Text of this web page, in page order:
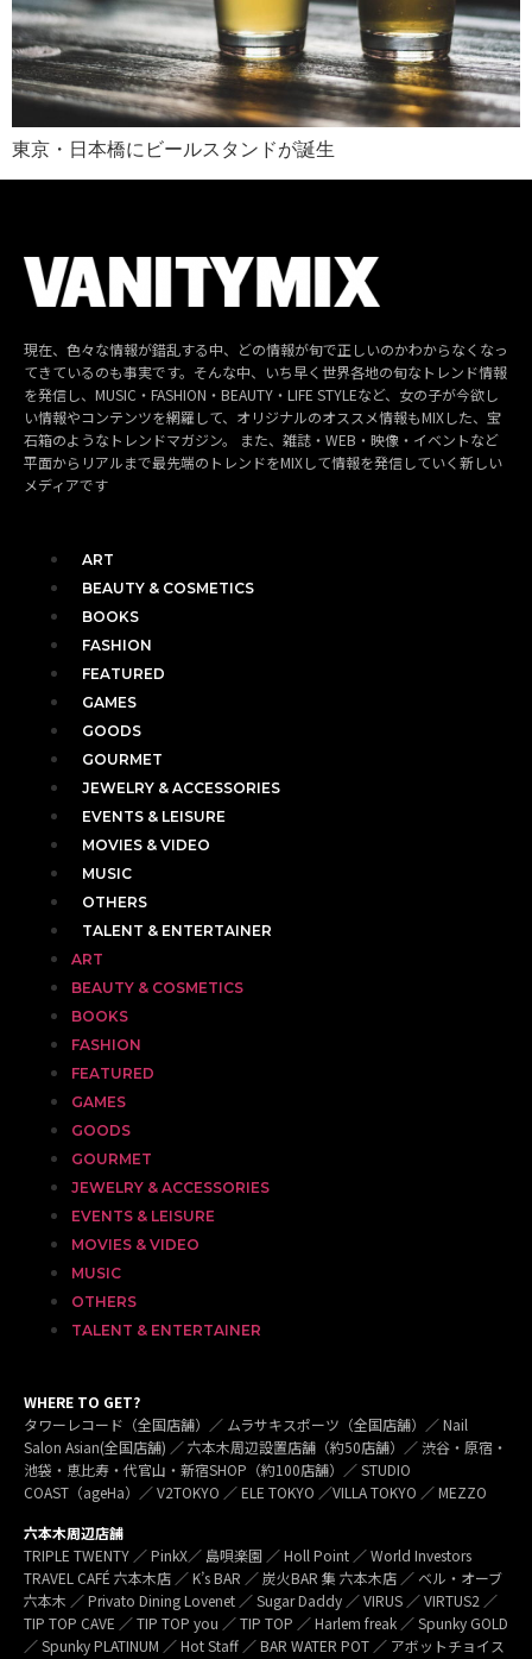
東京・日本橋にビールスタンドが誕生
現在、色々な情報が錯乱する中、どの情報が旬で正しいのかわからなくなっ
てきているのも事実です。そんな中、いち早く世界各地の旬なトレンド情報
を発信し、MUSIC・FASHION・BEAUTY・LIFE STYLEなど、女の子が今欲し
い情報やコンテンツを網羅して、オリジナルのオススメ情報もMIXした、宝
石箱のようなトレンドマガジン。 また、雑誌・WEB・映像・イベントなど
平面からリアルまで最先端のトレンドをMIXして情報を発信していく新しい
メディアです
ART
BEAUTY & COSMETICS
BOOKS
FASHION
FEATURED
GAMES
GOODS
GOURMET
JEWELRY & ACCESSORIES
EVENTS & LEISURE
MOVIES & VIDEO
MUSIC
OTHERS
TALENT & ENTERTAINER
ART
BEAUTY & COSMETICS
BOOKS
FASHION
FEATURED
GAMES
GOODS
GOURMET
JEWELRY & ACCESSORIES
EVENTS & LEISURE
MOVIES & VIDEO
MUSIC
OTHERS
TALENT & ENTERTAINER
WHERE TO GET?
タワーレコード（全国店舗）／ ムラサキスポーツ（全国店舗）／ Nail
Salon Asian(全国店舗) ／ 六本木周辺設置店舗（約50店舗）／ 渋谷・原宿・
池袋・恵比寿・代官山・新宿SHOP（約100店舗）／ STUDIO
COAST（ageHa）／ V2TOKYO ／ ELE TOKYO ／VILLA TOKYO ／ MEZZO
六本木周辺店舗
TRIPLE TWENTY ／ PinkX／ 島唄楽園 ／ Holl Point ／ World Investors
TRAVEL CAFÉ 六本木店 ／ K’s BAR ／ 炭火BAR 集 六本木店 ／ ベル・オーブ
六本木 ／ Privato Dining Lovenet ／ Sugar Daddy ／ VIRUS ／ VIRTUS2 ／
TIP TOP CAVE ／ TIP TOP you ／ TIP TOP ／ Harlem freak ／ Spunky GOLD
／ Spunky PLATINUM ／ Hot Staff ／ BAR WATER POT ／ アボットチョイス